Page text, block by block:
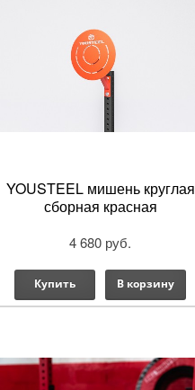
YOUSTEEL мишень круглая
сборная красная
4 680 руб.
Купить В корзину